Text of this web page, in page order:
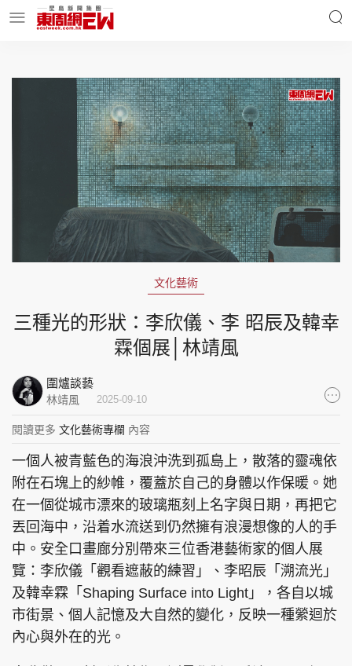
明星名人 時事財經
東周Ladies 優享生活
東周食玩通 會員活動
集團旗下品牌
東周刊 cazbuyer 東Touch
PCM 電腦廣場 星島頭條 星島日報
頭條日報 星島環球 The Standard
文化藝術
三種光的形狀：李欣儀、李 昭⾠及韓幸
霖個展│林靖風
圍爐談藝
林靖風 2025-09-10
閱讀更多 文化藝術專欄 內容
一個人被青藍色的海浪沖洗到孤島上，散落的靈魂依
附在石塊上的紗帷，覆蓋於自己的身體以作保暖。她
在一個從城市漂來的玻璃瓶刻上名字與日期，再把它
丟回海中，沿着水流送到仍然擁有浪漫想像的人的手
中。安全口畫廊分別帶來三位香港藝術家的個人展
覽：李欣儀「觀看遮蔽的練習」、李昭⾠「溯流光」
及韓幸霖「Shaping Surface into Light」，各自以城
市街景、個人記憶及大自然的變化，反映一種縈迴於
內心與外在的光。